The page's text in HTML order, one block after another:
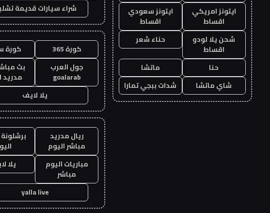
ايتونز امريكي
اقساط
ايتونز سعودي
اقساط
شحن يلا لودو
اقساط
حناء شعر
حنا
ماتشا
شاي ماتشا
شدات ببجي تمارا
شراء سيارات قديمة
كورة 365
كورة
جول العرب
goalarab
بث
مدريد
يلا لايف
ريال مدريد
مباشر اليوم
مباريات اليوم
مباشر
يلا
yalla live